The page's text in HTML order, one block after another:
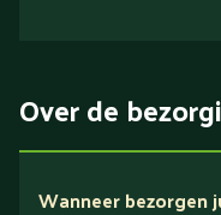
Verlaagd in
Verlaagd in zout
Over de
Wanneer bezorgen